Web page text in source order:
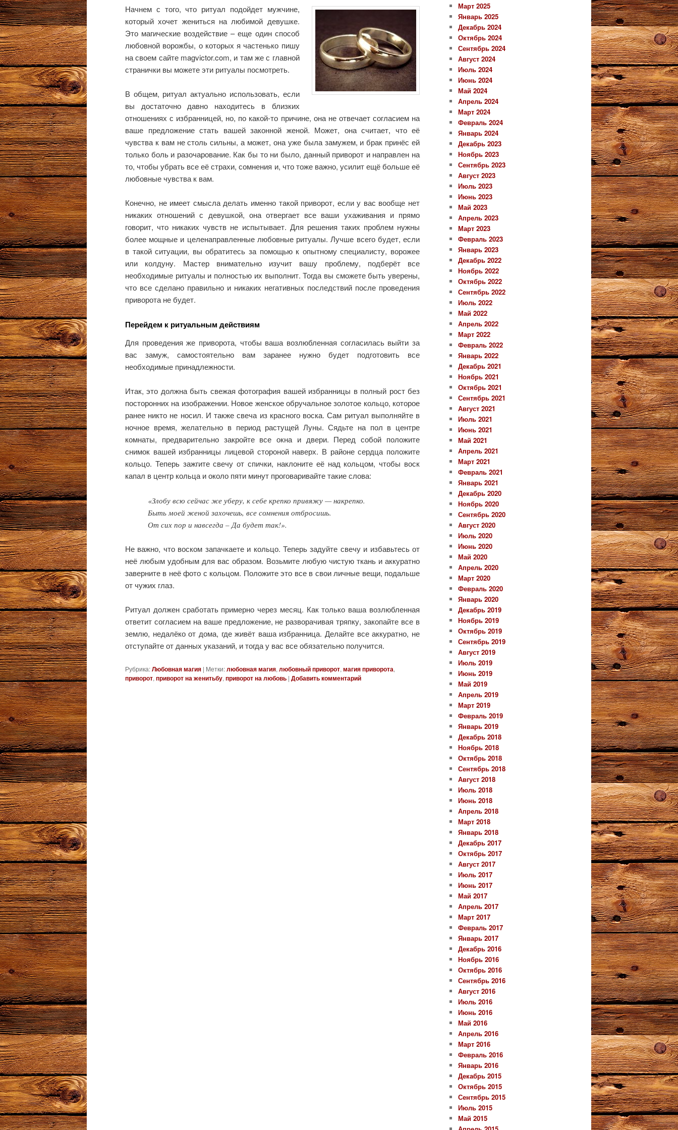
Начнем с того, что ритуал подойдет мужчине,
который хочет жениться на любимой девушке.
Это магические воздействие – еще один способ
любовной ворожбы, о которых я частенько пишу
на своем сайте magvictor.com, и там же с главной
странички вы можете эти ритуалы посмотреть.
В общем, ритуал актуально использовать, если
вы достаточно давно находитесь в близких
отношениях с избранницей, но, по какой-то причине, она не отвечает согласием на
ваше предложение стать вашей законной женой. Может, она считает, что её
чувства к вам не столь сильны, а может, она уже была замужем, и брак принёс ей
только боль и разочарование. Как бы то ни было, данный приворот и направлен на
то, чтобы убрать все её страхи, сомнения и, что тоже важно, усилит ещё больше её
любовные чувства к вам.
Конечно, не имеет смысла делать именно такой приворот, если у вас вообще нет
никаких отношений с девушкой, она отвергает все ваши ухаживания и прямо
говорит, что никаких чувств не испытывает. Для решения таких проблем нужны
более мощные и целенаправленные любовные ритуалы. Лучше всего будет, если
в такой ситуации, вы обратитесь за помощью к опытному специалисту, ворожее
или колдуну. Мастер внимательно изучит вашу проблему, подберёт все
необходимые ритуалы и полностью их выполнит. Тогда вы сможете быть уверены,
что все сделано правильно и никаких негативных последствий после проведения
приворота не будет.
Перейдем к ритуальным действиям
Для проведения же приворота, чтобы ваша возлюбленная согласилась выйти за
вас замуж, самостоятельно вам заранее нужно будет подготовить все
необходимые принадлежности.
Итак, это должна быть свежая фотография вашей избранницы в полный рост без
посторонних на изображении. Новое женское обручальное золотое кольцо, которое
ранее никто не носил. И также свеча из красного воска. Сам ритуал выполняйте в
ночное время, желательно в период растущей Луны. Сядьте на пол в центре
комнаты, предварительно закройте все окна и двери. Перед собой положите
снимок вашей избранницы лицевой стороной наверх. В районе сердца положите
кольцо. Теперь зажгите свечу от спички, наклоните её над кольцом, чтобы воск
капал в центр кольца и около пяти минут проговаривайте такие слова:
«Злобу всю сейчас же уберу, к себе крепко привяжу — накрепко.
Быть моей женой захочешь, все сомнения отбросишь.
От сих пор и навсегда – Да будет так!».
Не важно, что воском запачкаете и кольцо. Теперь задуйте свечу и избавьтесь от
неё любым удобным для вас образом. Возьмите любую чистую ткань и аккуратно
заверните в неё фото с кольцом. Положите это все в свои личные вещи, подальше
от чужих глаз.
Ритуал должен сработать примерно через месяц. Как только ваша возлюбленная
ответит согласием на ваше предложение, не разворачивая тряпку, закопайте все в
землю, недалёко от дома, где живёт ваша избранница. Делайте все аккуратно, не
отступайте от данных указаний, и тогда у вас все обязательно получится.
Рубрика:Любовная магия | Метки:любовная магия, любовный приворот, магия приворота,
приворот, приворот на женитьбу, приворот на любовь | Добавить комментарий
Март 2025
Январь 2025
Декабрь 2024
Октябрь 2024
Сентябрь 2024
Август 2024
Июль 2024
Июнь 2024
Май 2024
Апрель 2024
Март 2024
Февраль 2024
Январь 2024
Декабрь 2023
Ноябрь 2023
Сентябрь 2023
Август 2023
Июль 2023
Июнь 2023
Май 2023
Апрель 2023
Март 2023
Февраль 2023
Январь 2023
Декабрь 2022
Ноябрь 2022
Октябрь 2022
Сентябрь 2022
Июль 2022
Май 2022
Апрель 2022
Март 2022
Февраль 2022
Январь 2022
Декабрь 2021
Ноябрь 2021
Октябрь 2021
Сентябрь 2021
Август 2021
Июль 2021
Июнь 2021
Май 2021
Апрель 2021
Март 2021
Февраль 2021
Январь 2021
Декабрь 2020
Ноябрь 2020
Сентябрь 2020
Август 2020
Июль 2020
Июнь 2020
Май 2020
Апрель 2020
Март 2020
Февраль 2020
Январь 2020
Декабрь 2019
Ноябрь 2019
Октябрь 2019
Сентябрь 2019
Август 2019
Июль 2019
Июнь 2019
Май 2019
Апрель 2019
Март 2019
Февраль 2019
Январь 2019
Декабрь 2018
Ноябрь 2018
Октябрь 2018
Сентябрь 2018
Август 2018
Июль 2018
Июнь 2018
Апрель 2018
Март 2018
Январь 2018
Декабрь 2017
Октябрь 2017
Август 2017
Июль 2017
Июнь 2017
Май 2017
Апрель 2017
Март 2017
Февраль 2017
Январь 2017
Декабрь 2016
Ноябрь 2016
Октябрь 2016
Сентябрь 2016
Август 2016
Июль 2016
Июнь 2016
Май 2016
Апрель 2016
Март 2016
Февраль 2016
Январь 2016
Декабрь 2015
Октябрь 2015
Сентябрь 2015
Июль 2015
Май 2015